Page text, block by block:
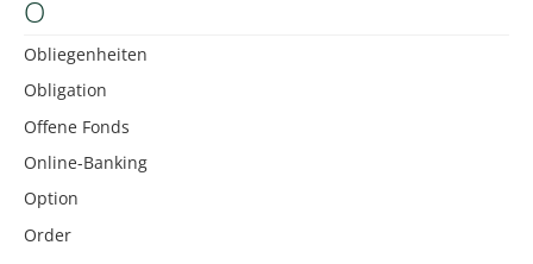
O
Obliegenheiten
Obligation
Offene Fonds
Online-Banking
Option
Order